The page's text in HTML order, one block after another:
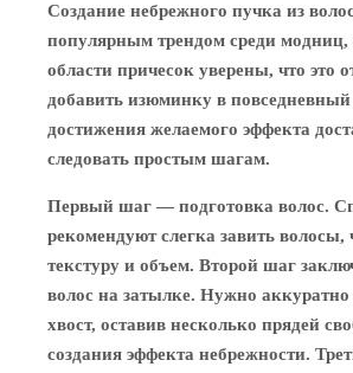
Создание небрежного пучка из
популярным трендом среди модниц,
области причесок уверены, что это
добавить изюминку в повседневный
достижения желаемого эффекта
следовать простым шагам.
Первый шаг — подготовка волос.
рекомендуют слегка завить волосы,
текстуру и объем. Второй шаг
волос на затылке. Нужно аккуратно
хвост, оставив несколько прядей
создания эффекта небрежности.